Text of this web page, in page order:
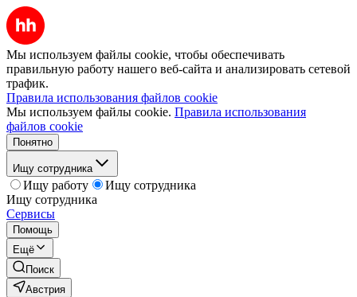
Мы используем файлы cookie, чтобы обеспечивать
правильную работу нашего веб-сайта и анализировать сетевой
трафик.
Правила использования файлов cookie
Мы используем файлы cookie. Правила использования
файлов cookie
Понятно
Ищу сотрудника
Ищу работу
Ищу сотрудника
Ищу сотрудника
Сервисы
Помощь
Ещё
Поиск
Австрия